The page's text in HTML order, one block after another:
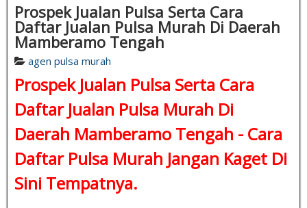
Prospek Jualan Pulsa Serta Cara
Daftar Jualan Pulsa Murah Di Daerah
Mamberamo Tengah
agen pulsa murah
Prospek Jualan Pulsa Serta Cara
Daftar Jualan Pulsa Murah Di
Daerah Mamberamo Tengah - Cara
Daftar Pulsa Murah Jangan Kaget Di
Sini Tempatnya.